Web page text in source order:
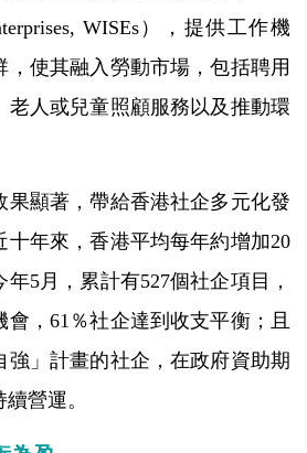
WISEs），提供工作機
，使其融入勞動市場，包括聘用
老人或兒童照顧服務以及推動環
果顯著，帶給香港社企多元化發
十年來，香港平均每年約增加20
5月，累計有527個社企項目，
，61％社企達到收支平衡；且
強」計畫的社企，在政府資助期
營運。